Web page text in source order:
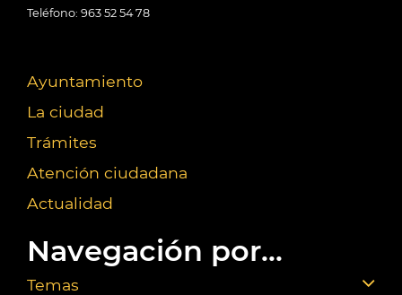
Teléfono: 963 52 54 78
Ayuntamiento
La ciudad
Trámites
Atención ciudadana
Actualidad
Navegación por...
Temas